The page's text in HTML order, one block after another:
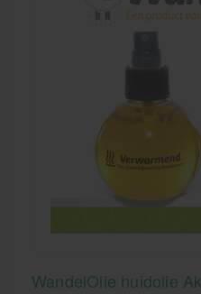
WandelOlie huidolie